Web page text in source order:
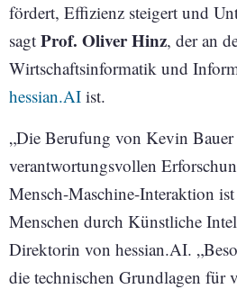
fördert, Effizienz steigert und
sagt Prof. Oliver Hinz, der an
Wirtschaftsinformatik und
hessian.AI ist.
„Die Berufung von Kevin
verantwortungsvollen
Mensch-Maschine-Interaktion
Menschen durch Künstliche
Direktorin von hessian.AI.
die technischen Grundlagen für